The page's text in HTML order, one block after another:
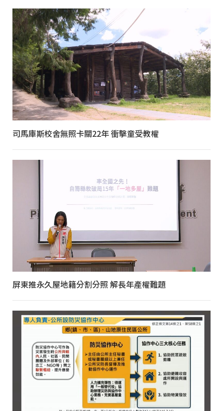
司馬庫斯校舍無照卡關22年 衝擊童受教權
屏東推永久屋地籍分割分照 解長年產權難題